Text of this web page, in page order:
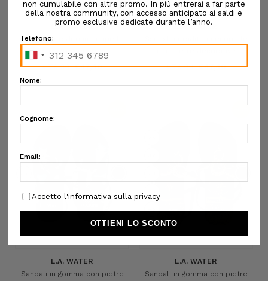
L.A. WATER
Sandali infradito in ecopelle
con pietre decorative
€79,00 €47,40
L.A. WATER
€79,00 €47,40
L.A. WATER
Sandali in gomma con pietre
L.A. WATER
Sandali in gomma con pietre